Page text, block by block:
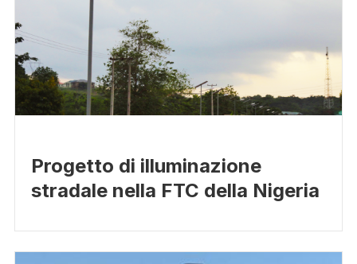
Progetto di illuminazione
stradale nella FTC della Nigeria